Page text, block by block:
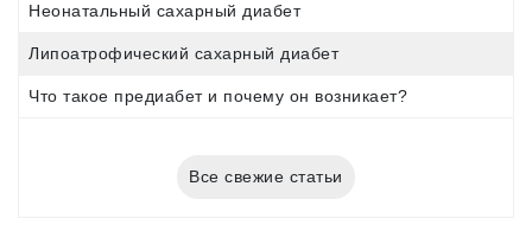
Неонатальный сахарный диабет
Липоатрофический сахарный диабет
Что такое предиабет и почему он возникает?
Все свежие статьи